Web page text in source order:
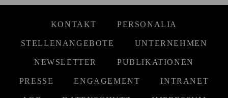
KONTAKT PERSONALIA
STELLENANGEBOTE UNTERNEHMEN
NEWSLETTER PUBLIKATIONEN
PRESSE ENGAGEMENT INTRANET